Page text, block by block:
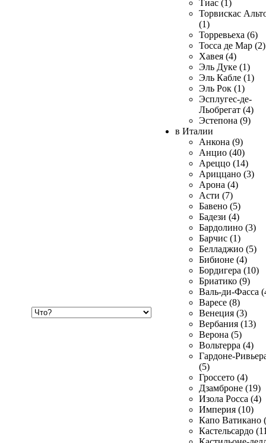
Тиас (1)
Торвискас
(1)
Торревьеха (6)
Тосса де Мар (2)
Хавея (4)
Эль Дуке (1)
Эль Кабле (1)
Эль Рок (1)
Эсплугес-де-
Льобрегат (4)
Эстепона (9)
в Италии
Анкона (9)
Анцио (40)
Ареццо (14)
Ариццано (3)
Арона (4)
Асти (7)
Бавено (5)
Бадези (4)
Бардолино (3)
Барчис (1)
Белладжио (5)
Бибионе (4)
Бордигера (10)
Бриатико (9)
Валь-ди-Фасса
Варесе (8)
Венеция (3)
Вербания (13)
Верона (5)
Вольтерра (4)
Гардоне-
(5)
Гроссето (4)
Дзамброне (19)
Изола Росса (4)
Империя (10)
Капо Ватикано
Кастельсардо